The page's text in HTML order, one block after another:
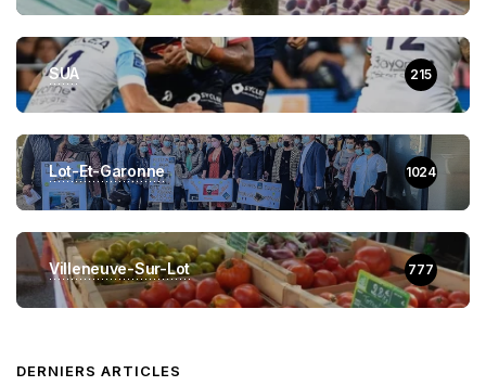
SUA 215
Lot-Et-Garonne 1024
Villeneuve-Sur-Lot 777
DERNIERS ARTICLES